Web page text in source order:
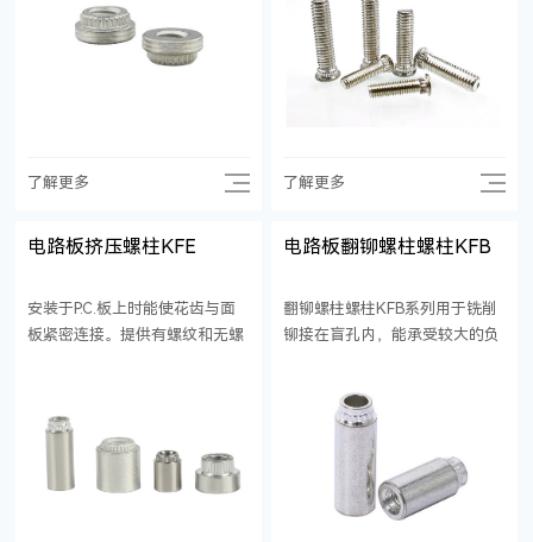
了解更多 了解更多
电路板挤压螺柱KFE
安装于P.C.板上时能使花齿与面
板紧密连接。提供有螺纹和无螺
电路板翻铆螺柱螺柱KFB
翻铆螺柱螺柱KFB系列用于铣削
铆接在盲孔内，能承受较大的负